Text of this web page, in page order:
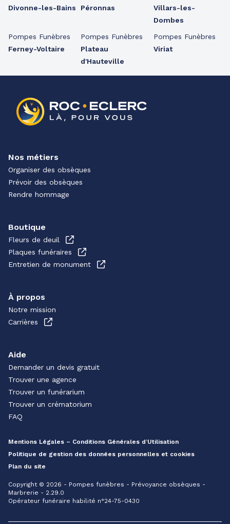
Divonne-les-Bains
Pompes Funèbres
Ferney-Voltaire
Péronnas
Pompes Funèbres
Plateau
d'Hauteville
Villars-les-
Dombes
Pompes Funèbres
Viriat
Nos métiers
Organiser des obsèques
Prévoir des obsèques
Rendre hommage
Boutique
Fleurs de deuil
Plaques funéraires
Entretien de monument
À propos
Notre mission
Carrières
Aide
Demander un devis gratuit
Trouver une agence
Trouver un funérarium
Trouver un crématorium
FAQ
Mentions Légales – Conditions Générales d’Utilisation
Politique de gestion des données personnelles et cookies
Plan du site
Copyright © 2026 - Pompes funèbres - Prévoyance obsèques -
Marbrerie - 2.29.0
Opérateur funéraire habilité n°24-75-0430